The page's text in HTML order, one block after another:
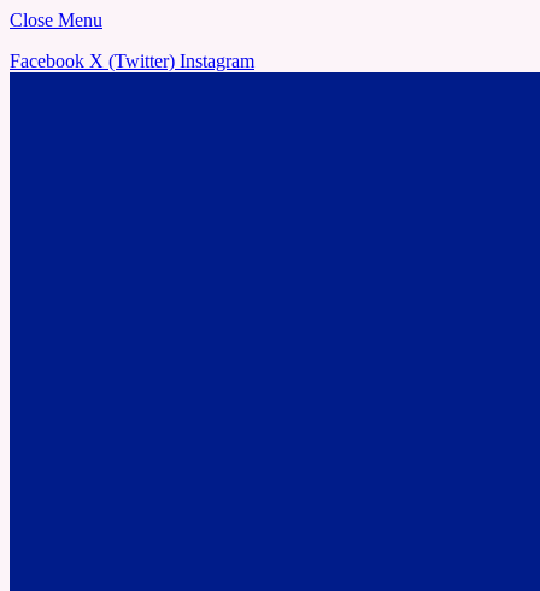
Close Menu
Facebook X (Twitter) Instagram